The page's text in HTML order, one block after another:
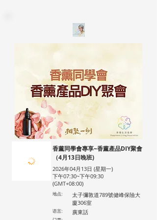
香薰同學會專享~香薰產品DIY聚會
（4月13日晚班)
2026年04月13日 (星期一)
下午07:30~下午09:30
(GMT+08:00)
地点:
太子彌敦道789號健峰保險大
廈306室
语言: 廣東話